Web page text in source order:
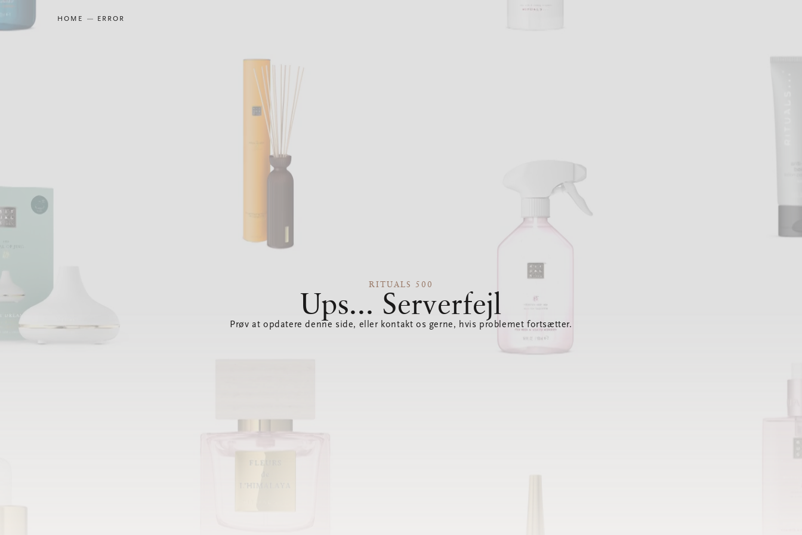
HOME ERROR
RITUALS 500
Ups... Serverfejl
Prøv at opdatere denne side, eller kontakt os gerne, hvis problemet fortsætter.